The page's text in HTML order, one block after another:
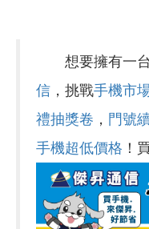
想要擁有一台
信 ，挑戰手機市
禮抽獎卷 ， 門號
手機超低價格 ！